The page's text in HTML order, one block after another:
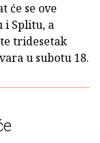
će se ove
i Splitu, a
tridesetak
u subotu 18.